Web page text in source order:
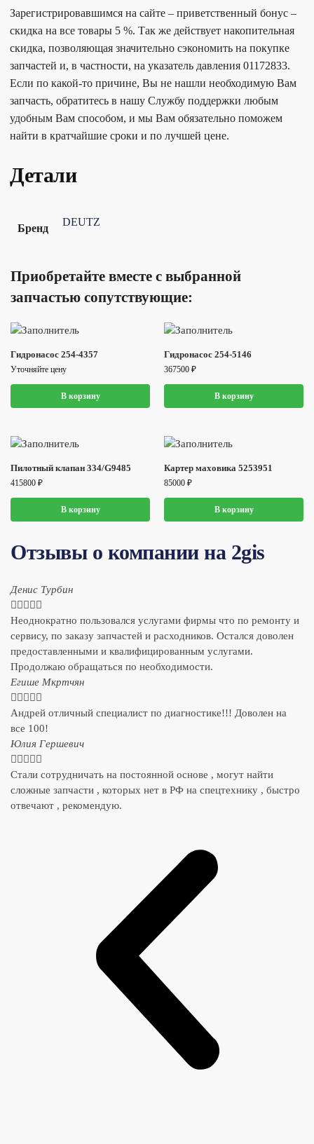
Зарегистрировавшимся на сайте – приветственный бонус –
скидка на все товары 5 %. Так же действует накопительная
скидка, позволяющая значительно сэкономить на покупке
запчастей и, в частности, на указатель давления 01172833.
Если по какой-то причине, Вы не нашли необходимую Вам
запчасть, обратитесь в нашу Службу поддержки любым
удобным Вам способом, и мы Вам обязательно поможем
найти в кратчайшие сроки и по лучшей цене.
Детали
Бренд
DEUTZ
Приобретайте вместе с выбранной
запчастью сопутствующие:
Гидронасос 254-4357
Уточняйте цену
В корзину
Гидронасос 254-5146
367500 ₽
В корзину
Пилотный клапан 334/G9485
415800 ₽
В корзину
Картер маховика 5253951
85000 ₽
В корзину
Отзывы о компании на 2gis
Денис Турбин
    
Неоднократно пользовался услугами фирмы что по ремонту и
сервису, по заказу запчастей и расходников. Остался доволен
предоставленными и квалифицированным услугами.
Продолжаю обращаться по необходимости.
​Егише Мкртчян
    
Андрей отличный специалист по диагностике!!! Доволен на
все 100!
​Юлия Гершевич
    
Стали сотрудничать на постоянной основе , могут найти
сложные запчасти , которых нет в РФ на спецтехнику , быстро
отвечают , рекомендую.